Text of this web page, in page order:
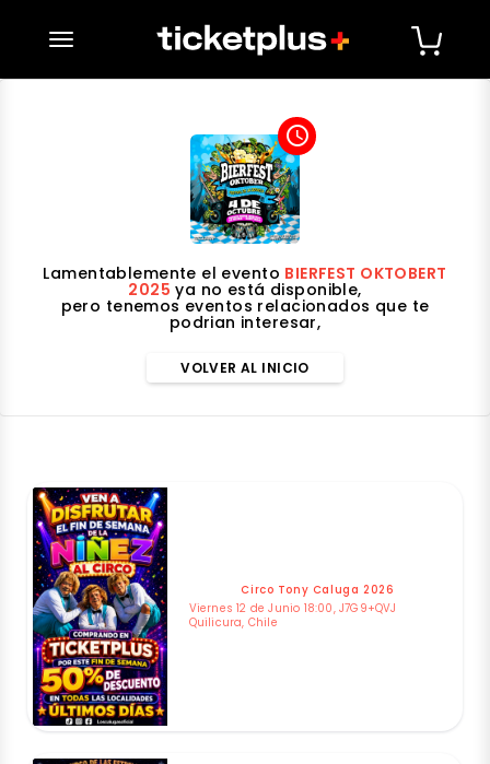
desplegar navegación
access_time
Lamentablemente el evento BIERFEST OKTOBERT
2025 ya no está disponible,
pero tenemos eventos relacionados que te
podrian interesar,
VOLVER AL INICIO
Circo Tony Caluga 2026
Viernes 12 de Junio 18:00, J7G9+QVJ
Quilicura, Chile